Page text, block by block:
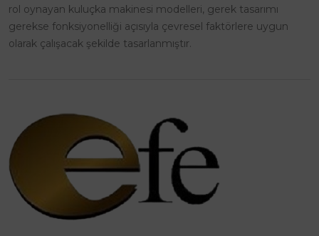
rol oynayan kuluçka makinesi modelleri, gerek tasarımı
gerekse fonksiyonelliği açısıyla çevresel faktörlere uygun
olarak çalışacak şekilde tasarlanmıştır.